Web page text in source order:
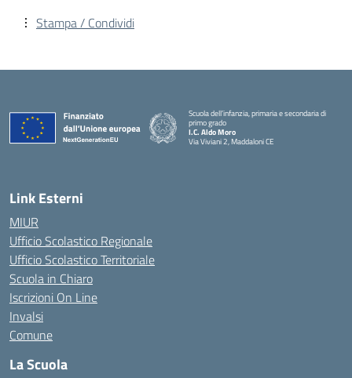
Stampa / Condividi
Scuola dell’infanzia, primaria e secondaria di
primo grado
I.C. Aldo Moro
Via Viviani 2, Maddaloni CE
Link Esterni
MIUR
Ufficio Scolastico Regionale
Ufficio Scolastico Territoriale
Scuola in Chiaro
Iscrizioni On Line
Invalsi
Comune
La Scuola